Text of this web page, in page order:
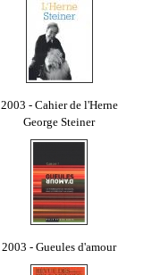
2003 - Cahier de l'Herne
George Steiner
2003 - Gueules d'amour